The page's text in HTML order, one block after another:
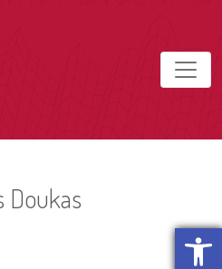
Otwórz
Doukas